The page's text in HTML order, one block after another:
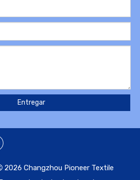
Entregar
2026 Changzhou Pioneer Textile